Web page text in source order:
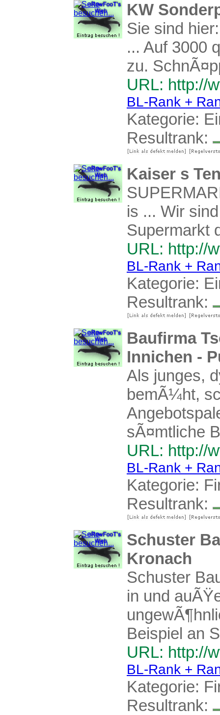
KW
Sie sind
... Auf 3000
zu.
URL: http://
BL-Rank +
Kategorie:
Resultrank:
Kaiser s
is ... Wir
Supermarkt
URL: http://
BL-Rank +
Kategorie:
Resultrank:
Baufirma
Innichen -
Als junges,
bemÃ¼ht,
sÃ¤mtliche
URL: http://
BL-Rank +
Kategorie:
Resultrank:
Schuster
Kronach
Schuster
in und
Beispiel an
URL: http://
BL-Rank +
Kategorie:
Resultrank: